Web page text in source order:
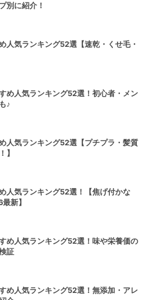
別に紹介！
人気ランキング52選【速乾・くせ毛・
め人気ランキング52選！初心者・メン
♪
人気ランキング52選【プチプラ・髪質
】
人気ランキング52選！【焦げ付かな
新】
め人気ランキング52選！味や栄養価の
証
め人気ランキング52選！無添加・アレ